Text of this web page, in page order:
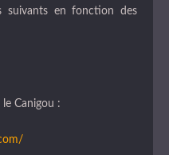
suivants en fonction des
Canigou :